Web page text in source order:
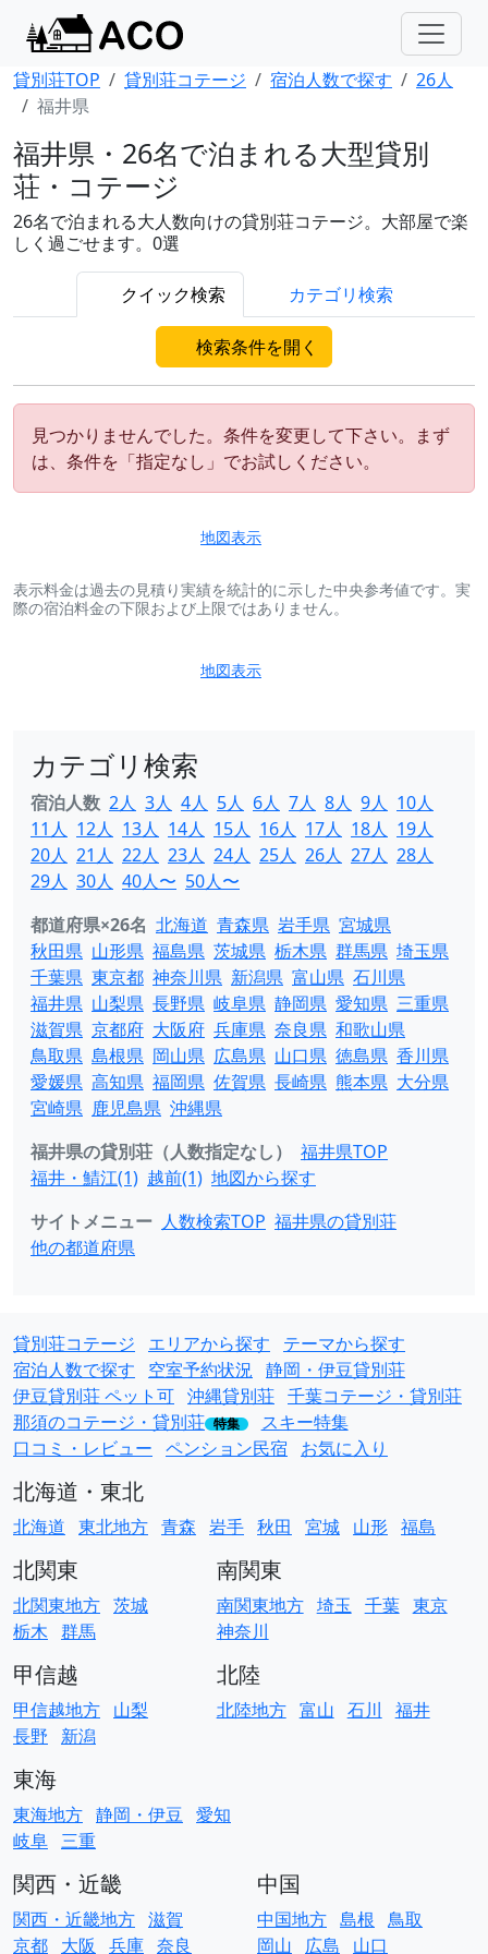
貸別荘TOP 貸別荘コテージ 宿泊人数で探す
26人
福井県
福井県・26名で泊まれる大型貸別
荘・コテージ
26名で泊まれる大人数向けの貸別荘コテージ。大部屋で楽
しく過ごせます。0選
クイック検索 カテゴリ検索
検索条件を開く
見つかりませんでした。条件を変更して下さい。まず
は、条件を「指定なし」でお試しください。
地図表示
表示料金は過去の見積り実績を統計的に示した中央参考値です。実
際の宿泊料金の下限および上限ではありません。
地図表示
カテゴリ検索
宿泊人数 2人 3人 4人 5人 6人 7人 8人 9人 10人
11人 12人 13人 14人 15人 16人 17人 18人 19人
20人 21人 22人 23人 24人 25人 26人 27人 28人
29人 30人 40人〜 50人〜
都道府県×26名 北海道 青森県 岩手県 宮城県
秋田県 山形県 福島県 茨城県 栃木県 群馬県 埼玉県
千葉県 東京都 神奈川県 新潟県 富山県 石川県
福井県 山梨県 長野県 岐阜県 静岡県 愛知県 三重県
滋賀県 京都府 大阪府 兵庫県 奈良県 和歌山県
鳥取県 島根県 岡山県 広島県 山口県 徳島県 香川県
愛媛県 高知県 福岡県 佐賀県 長崎県 熊本県 大分県
宮崎県 鹿児島県 沖縄県
福井県の貸別荘（人数指定なし）
福井県TOP
福井・鯖江(1) 越前(1) 地図から探す
サイトメニュー 人数検索TOP 福井県の貸別荘
他の都道府県
貸別荘コテージ エリアから探す
テーマから探す
宿泊人数で探す
空室予約状況 静岡・伊豆貸別荘
伊豆貸別荘 ペット可 沖縄貸別荘 千葉コテージ・貸別荘
那須のコテージ・貸別荘 特集
スキー特集
口コミ・レビュー ペンション民宿 お気に入り
北海道・東北
北海道 東北地方 青森 岩手 秋田 宮城 山形 福島
北関東
北関東地方 茨城
栃木 群馬
南関東
南関東地方 埼玉 千葉 東京
神奈川
甲信越
甲信越地方 山梨
長野
新潟
北陸
北陸地方 富山 石川 福井
東海
東海地方 静岡・伊豆 愛知
岐阜 三重
関西・近畿
関西・近畿地方 滋賀
京都 大阪 兵庫 奈良
中国
中国地方 島根 鳥取
岡山
広島 山口